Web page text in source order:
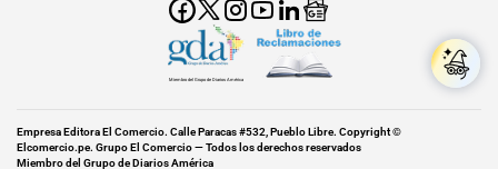
Miembro del Grupo de Diarios América
Empresa Editora El Comercio. Calle Paracas #532, Pueblo Libre. Copyright ©
Elcomercio.pe. Grupo El Comercio — Todos los derechos reservados
Miembro del Grupo de Diarios América